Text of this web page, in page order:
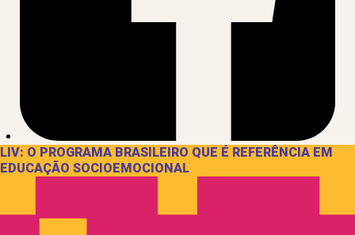
LIV: O PROGRAMA BRASILEIRO QUE É REFERÊNCIA EM
EDUCAÇÃO SOCIOEMOCIONAL